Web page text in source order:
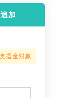
加
援金対象